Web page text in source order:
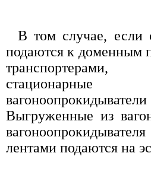
В том случае, если
подаются к доменным
Выгруженные из
лентами подаются на